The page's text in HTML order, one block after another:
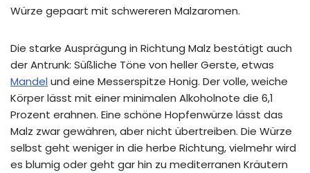
Würze gepaart mit schwereren Malzaromen.
Die starke Ausprägung in Richtung Malz bestätigt auch
der Antrunk: Süßliche Töne von heller Gerste, etwas
Mandel und eine Messerspitze Honig. Der volle, weiche
Körper lässt mit einer minimalen Alkoholnote die 6,1
Prozent erahnen. Eine schöne Hopfenwürze lässt das
Malz zwar gewähren, aber nicht übertreiben. Die Würze
selbst geht weniger in die herbe Richtung, vielmehr wird
es blumig oder geht gar hin zu mediterranen Kräutern